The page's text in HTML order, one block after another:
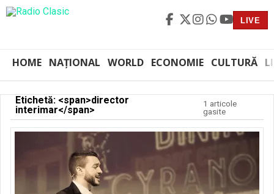
LIVE
HOME NAȚIONAL WORLD ECONOMIE CULTURĂ
Etichetă: <span>director
interimar</span>
1 articole
gasite